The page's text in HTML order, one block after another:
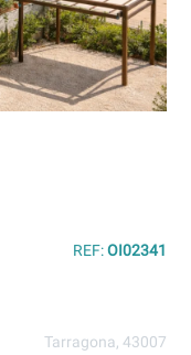
REF:OI02341
Tarragona, 43007